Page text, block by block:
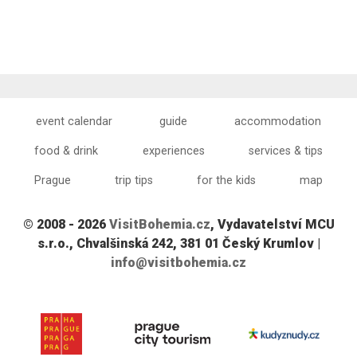
event calendar guide accommodation
food & drink experiences services & tips
Prague trip tips for the kids map
© 2008 - 2026 VisitBohemia.cz, Vydavatelství MCU
s.r.o., Chvalšinská 242, 381 01 Český Krumlov |
info@visitbohemia.cz